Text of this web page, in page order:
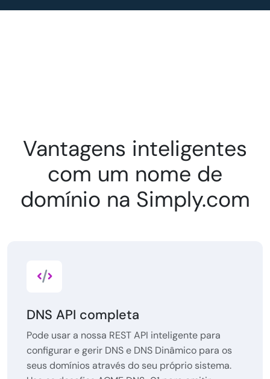
Vantagens inteligentes
com um nome de
domínio na Simply.com
DNS API completa
Pode usar a nossa REST API inteligente para
configurar e gerir DNS e DNS Dinâmico para os
seus domínios através do seu próprio sistema.